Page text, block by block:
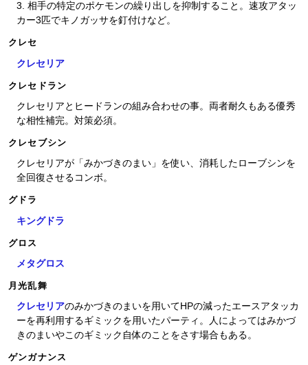
3. 相手の特定のポケモンの繰り出しを抑制すること。速攻アタッ
カー3匹でキノガッサを釘付けなど。
クレセ
クレセリア
クレセドラン
クレセリアとヒードランの組み合わせの事。両者耐久もある優秀
な相性補完。対策必須。
クレセブシン
クレセリアが「みかづきのまい」を使い、消耗したローブシンを
全回復させるコンボ。
グドラ
キングドラ
グロス
メタグロス
月光乱舞
クレセリアのみかづきのまいを用いてHPの減ったエースアタッカ
ーを再利用するギミックを用いたパーティ。人によってはみかづ
きのまいやこのギミック自体のことをさす場合もある。
ゲンガナンス